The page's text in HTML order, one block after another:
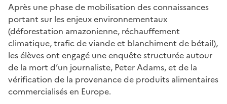
Après une phase de mobilisation des connaissances
portant sur les enjeux environnementaux
(déforestation amazonienne, réchauffement
climatique, trafic de viande et blanchiment de bétail),
les élèves ont engagé une enquête structurée autour
de la mort d’un journaliste, Peter Adams, et de la
vérification de la provenance de produits alimentaires
commercialisés en Europe.